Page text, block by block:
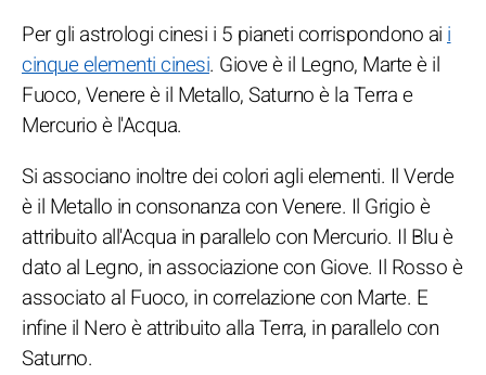
Per gli astrologi cinesi i 5 pianeti corrispondono ai i
cinque elementi cinesi. Giove è il Legno, Marte è il
Fuoco, Venere è il Metallo, Saturno è la Terra e
Mercurio è l'Acqua.
Si associano inoltre dei colori agli elementi. Il Verde
è il Metallo in consonanza con Venere. Il Grigio è
attribuito all'Acqua in parallelo con Mercurio. Il Blu è
dato al Legno, in associazione con Giove. Il Rosso è
associato al Fuoco, in correlazione con Marte. E
infine il Nero è attribuito alla Terra, in parallelo con
Saturno.